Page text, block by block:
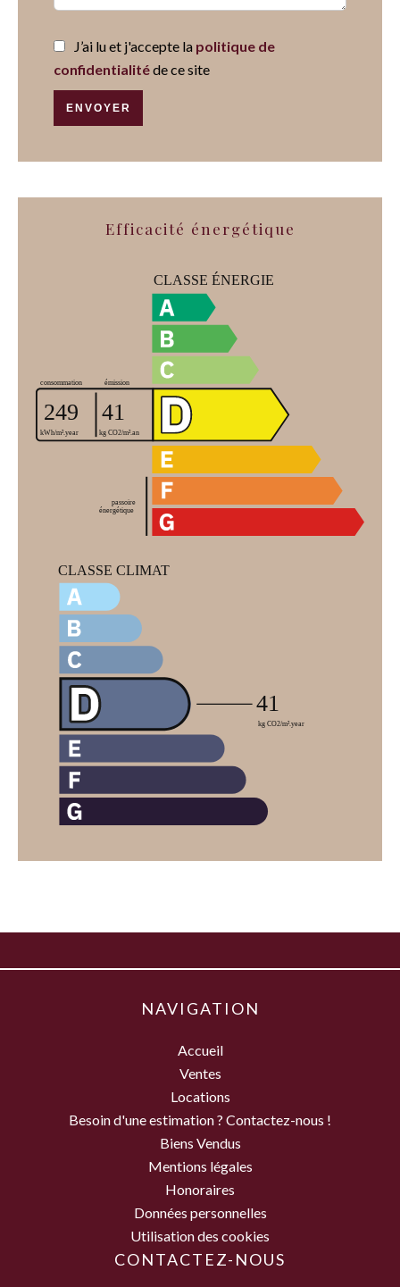
J’ai lu et j'accepte la politique de
confidentialitéde ce site
ENVOYER
Efficacité énergétique
NAVIGATION
Accueil
Ventes
Locations
Besoin d'une estimation ? Contactez-nous !
Biens Vendus
Mentions légales
Honoraires
Données personnelles
Utilisation des cookies
CONTACTEZ-NOUS